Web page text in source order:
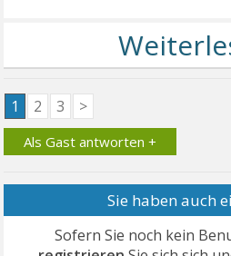
1 2 3 >
Als Gast antworten +
Sie haben auch
Sofern Sie noch kein